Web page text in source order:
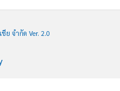
ย จำกัด Ver. 2.0